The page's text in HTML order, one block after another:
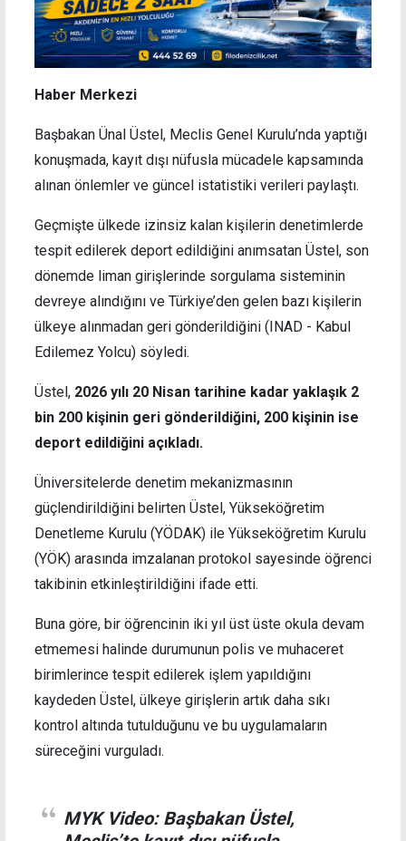
Haber Merkezi
Başbakan Ünal Üstel, Meclis Genel Kurulu’nda yaptığı
konuşmada, kayıt dışı nüfusla mücadele kapsamında
alınan önlemler ve güncel istatistiki verileri paylaştı.
Geçmişte ülkede izinsiz kalan kişilerin denetimlerde
tespit edilerek deport edildiğini anımsatan Üstel, son
dönemde liman girişlerinde sorgulama sisteminin
devreye alındığını ve Türkiye’den gelen bazı kişilerin
ülkeye alınmadan geri gönderildiğini (INAD - Kabul
Edilemez Yolcu) söyledi.
Üstel, 2026 yılı 20 Nisan tarihine kadar yaklaşık 2
bin 200 kişinin geri gönderildiğini, 200 kişinin ise
deport edildiğini açıkladı.
Üniversitelerde denetim mekanizmasının
güçlendirildiğini belirten Üstel, Yükseköğretim
Denetleme Kurulu (YÖDAK) ile Yükseköğretim Kurulu
(YÖK) arasında imzalanan protokol sayesinde öğrenci
takibinin etkinleştirildiğini ifade etti.
Buna göre, bir öğrencinin iki yıl üst üste okula devam
etmemesi halinde durumunun polis ve muhaceret
birimlerince tespit edilerek işlem yapıldığını
kaydeden Üstel, ülkeye girişlerin artık daha sıkı
kontrol altında tutulduğunu ve bu uygulamaların
süreceğini vurguladı.
MYK Video: Başbakan Üstel,